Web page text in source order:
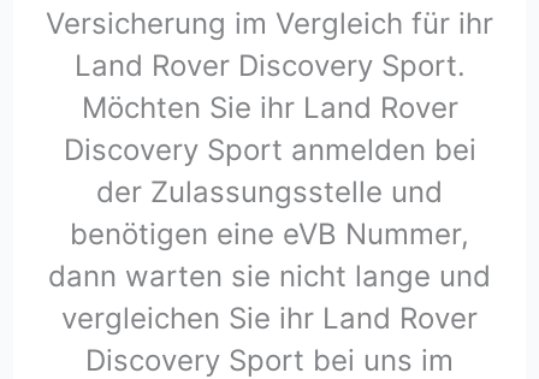
Versicherung im Vergleich für ihr
Land Rover Discovery Sport.
Möchten Sie ihr Land Rover
Discovery Sport anmelden bei
der Zulassungsstelle und
benötigen eine eVB Nummer,
dann warten sie nicht lange und
vergleichen Sie ihr Land Rover
Discovery Sport bei uns im